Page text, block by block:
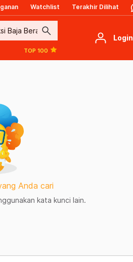
Watchlist Terakhir Dilihat
search
TOP 100
Login
Anda cari
kata kunci lain.